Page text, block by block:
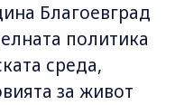
Благоевград
политика
среда,
за живот